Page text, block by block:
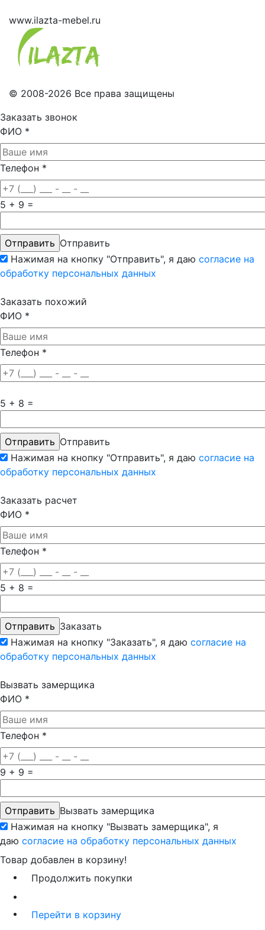
www.ilazta-mebel.ru
© 2008-2026 Все права защищены
Заказать звонок
ФИО *
Телефон *
5 + 9 =
Отправить
Нажимая на кнопку "Отправить", я даю согласие на
обработку персональных данных
Заказать похожий
ФИО *
Телефон *
5 + 8 =
Отправить
Нажимая на кнопку "Отправить", я даю согласие на
обработку персональных данных
Заказать расчет
ФИО *
Телефон *
5 + 8 =
Заказать
Нажимая на кнопку "Заказать", я даю согласие на
обработку персональных данных
Вызвать замерщика
ФИО *
Телефон *
9 + 9 =
Вызвать замерщика
Нажимая на кнопку "Вызвать замерщика", я
даю согласие на обработку персональных данных
Товар добавлен в корзину!
Продолжить покупки
Перейти в корзину